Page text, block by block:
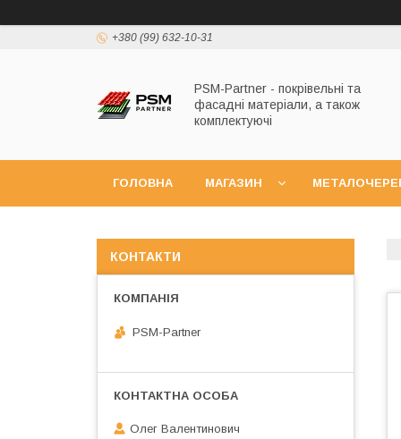
+380 (99) 632-10-31
PSM-Partner - покрівельні та
фасадні матеріали, а також
комплектуючі
ГОЛОВНА МАГАЗИН
КОНТАКТИ
PSM-Partner
Олег Валентинович